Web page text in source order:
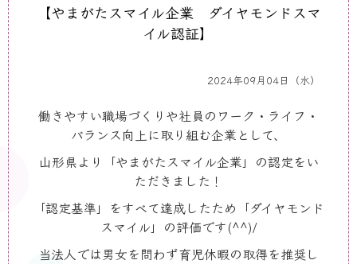
【やまがたスマイル企業 ダイヤモンドスマ
イル認証】
2024年09月04日（水）
働きやすい職場づくりや社員のワーク・ライフ・
バランス向上に取り組む企業として、
山形県より「やまがたスマイル企業」の認定をい
ただきました！
「認定基準」をすべて達成したため「ダイヤモンド
スマイル」の評価です(^^)/
当法人では男女を問わず育児休暇の取得を推奨し